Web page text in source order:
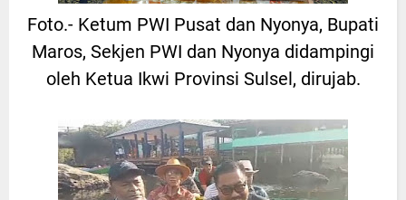
Foto.- Ketum PWI Pusat dan Nyonya, Bupati
Maros, Sekjen PWI dan Nyonya didampingi
oleh Ketua Ikwi Provinsi Sulsel, dirujab.